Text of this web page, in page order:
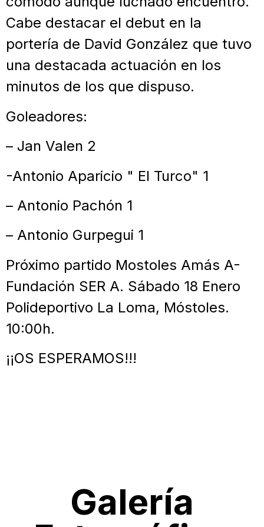
Cabe destacar el debut en la
portería de David González que tuvo
una destacada actuación en los
minutos de los que dispuso.
Goleadores:
– Jan Valen 2
-Antonio Aparicio " El Turco" 1
– Antonio Pachón 1
– Antonio Gurpegui 1
Próximo partido Mostoles Amás A-
Fundación SER A. Sábado 18 Enero
Polideportivo La Loma, Móstoles.
10:00h.
¡¡OS ESPERAMOS!!!
Galería